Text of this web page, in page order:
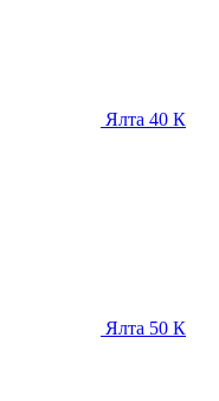
Ялта 40 К
Ялта 50 К